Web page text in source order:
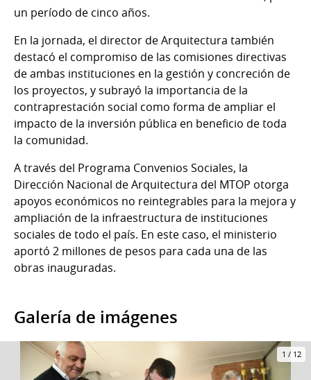
un período de cinco años.
En la jornada, el director de Arquitectura también
destacó el compromiso de las comisiones directivas
de ambas instituciones en la gestión y concreción de
los proyectos, y subrayó la importancia de la
contraprestación social como forma de ampliar el
impacto de la inversión pública en beneficio de toda
la comunidad.
A través del Programa Convenios Sociales, la
Dirección Nacional de Arquitectura del MTOP otorga
apoyos económicos no reintegrables para la mejora y
ampliación de la infraestructura de instituciones
sociales de todo el país. En este caso, el ministerio
aportó 2 millones de pesos para cada una de las
obras inauguradas.
Galería de imágenes
1 / 12